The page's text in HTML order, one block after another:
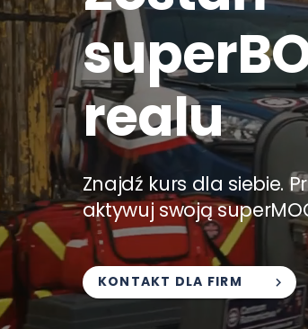
realu
Znajdź kurs dla siebie.
aktywuj swoją
KONTAKT DLA FIRM